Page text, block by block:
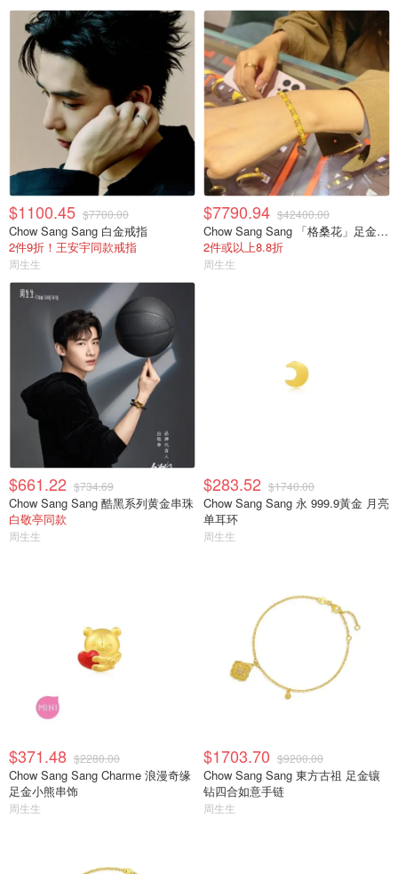
$1100.45 $7700.00
Chow Sang Sang 白金戒指
2件9折！王安宇同款戒指
周生生
$7790.94 $42400.00
Chow Sang Sang 「格桑花」足金鑽石手鐲
2件或以上8.8折
周生生
$661.22 $734.69
Chow Sang Sang 酷黑系列黄金串珠
白敬亭同款
周生生
$283.52 $1740.00
Chow Sang Sang 永 999.9黃金 月亮
单耳环
周生生
$371.48 $2280.00
Chow Sang Sang Charme 浪漫奇缘
足金小熊串饰
周生生
$1703.70 $9200.00
Chow Sang Sang 東方古祖 足金镶
钻四合如意手链
周生生